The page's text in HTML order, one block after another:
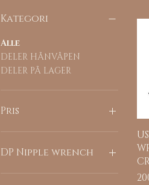
Kategori
Alle
DELER HÅNVÅPEN
DELER PÅ LAGER
Pris
DP Nipple wrench
Nipple slot 196" 5mm